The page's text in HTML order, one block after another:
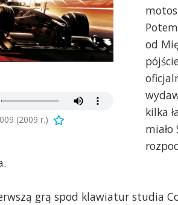
(2009 r.)
od
kilka
grą spod klawiatur studia